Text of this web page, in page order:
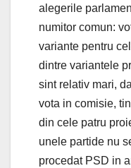
alegerile
numitor comun:
variante pentru
dintre variantele
sint relativ mari,
vota in comisie,
din cele patru
unele partide nu
procedat PSD in